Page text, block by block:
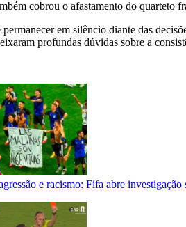
cobrou o afastamento do quarteto
em silêncio diante das
profundas dúvidas sobre a
e racismo: Fifa abre